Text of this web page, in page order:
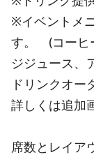
※イベントメ
す。 (コーヒ
ジジュース、
ドリンクオー
詳しくは追加
席数とレイア